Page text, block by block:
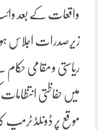
واقعات کے بعد
زیرِصدرات اجلاس
ریاستی و مقامی
میں حفاظتی انتظامات
موقع پر ڈونلڈ ٹرمپ کا